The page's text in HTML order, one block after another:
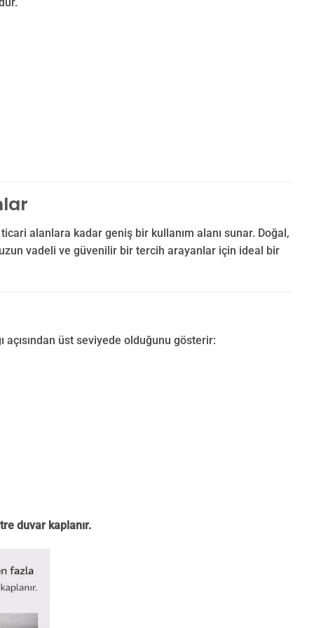
alanlara kadar geniş bir kullanım alanı sunar. Doğal,
uzun vadeli ve güvenilir bir tercih arayanlar için ideal bir
açısından üst seviyede olduğunu gösterir:
duvar kaplanır.